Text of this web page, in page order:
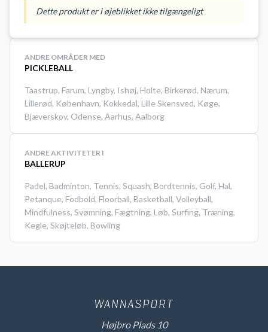
pickleballbane og spil pickleball i
Bjæverskov på en af de mange
indendørs pickleballbaner i
#Picklebal-bjaeverskov #spil-
Dette produkt er i øjeblikket ikke tilgængeligt
ANDRE OMRÅDER MED
PICKLEBALL
Taastrup, Farum, Lyngby, Ishøj, Holte, Birkerød, Nærum,
Lillerød, København, Kokkedal, Lille Skensved, Køge,
Bjæverskov, Odense, Aarhus, Aalborg
ANDRE AKTIVITETER I
BALLERUP
Padel, Badminton, Tennis, Squash, Bordtennis, Golf, Hal,
Petanque, Fodbold, Floorball, Basketball, Volleyball,
Mindfulness, Svømning, Fægtning, Løb, Surfing, Træning,
Kegle, Skøjteløb, Bowling
Højbro Plads 10